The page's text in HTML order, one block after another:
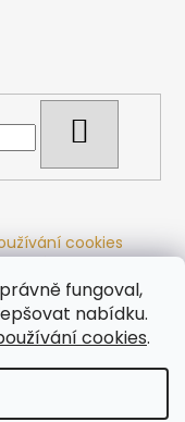
fungoval,
nabídku.
cookies.
cookies
sauny
řád Kontakty